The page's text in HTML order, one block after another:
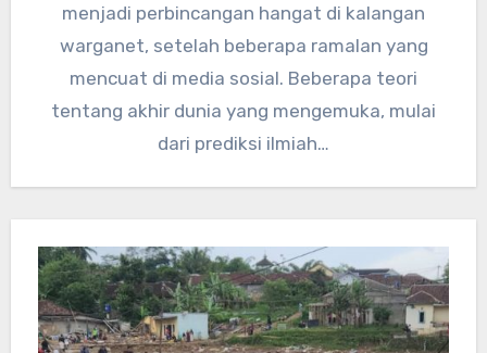
menjadi perbincangan hangat di kalangan
warganet, setelah beberapa ramalan yang
mencuat di media sosial. Beberapa teori
tentang akhir dunia yang mengemuka, mulai
dari prediksi ilmiah…